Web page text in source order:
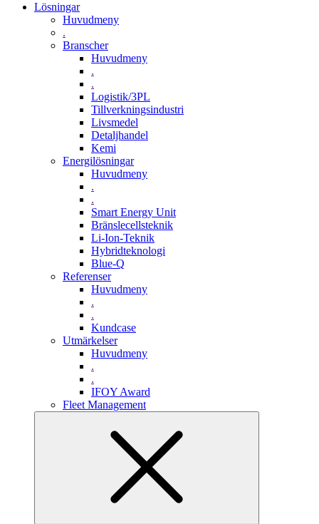
Lösningar
Huvudmeny
.
Branscher
Huvudmeny
.
.
Logistik/3PL
Tillverkningsindustri
Livsmedel
Detaljhandel
Kemi
Energilösningar
Huvudmeny
.
.
Smart Energy Unit
Bränslecellsteknik
Li-Ion-Teknik
Hybridteknologi
Blue-Q
Referenser
Huvudmeny
.
.
Kundcase
Utmärkelser
Huvudmeny
.
.
IFOY Award
Fleet Management